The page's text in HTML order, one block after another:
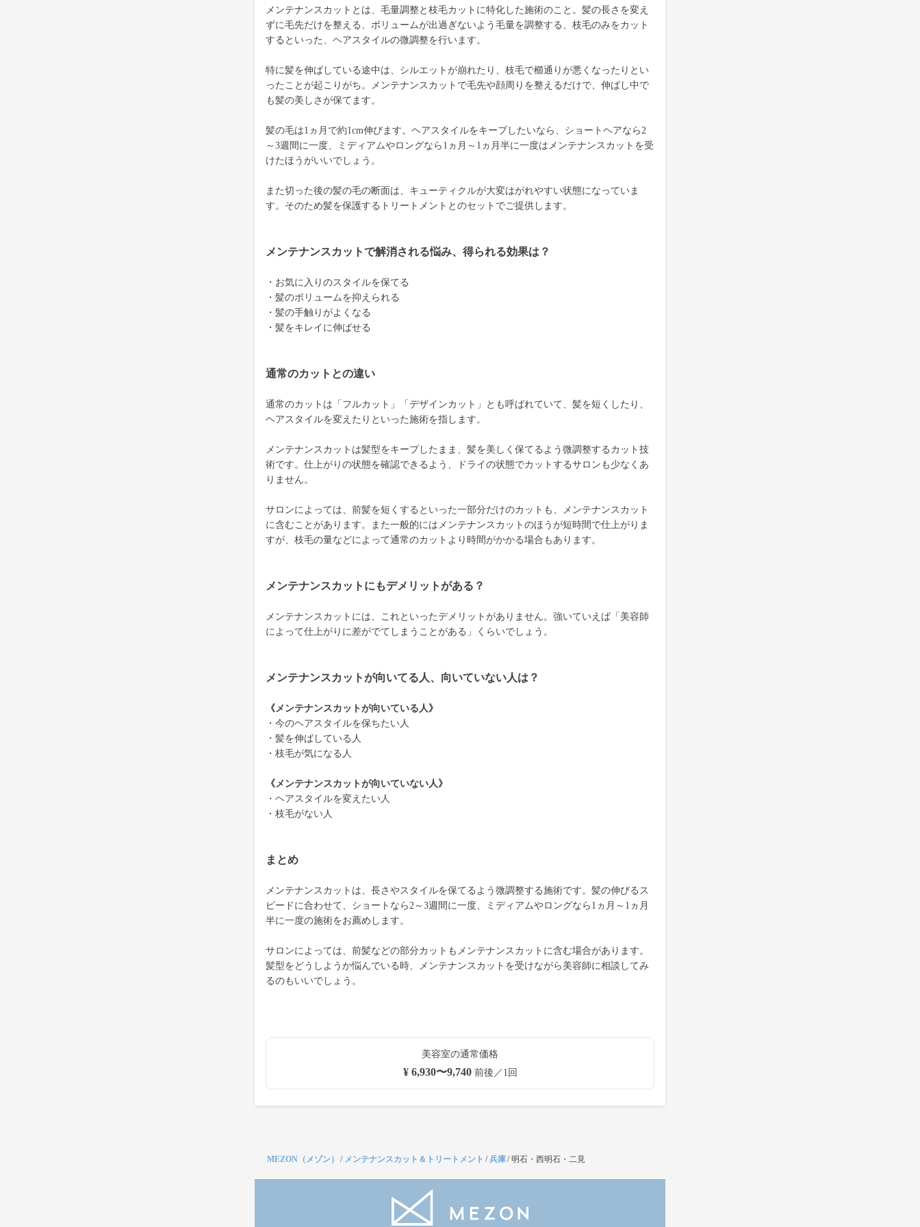
メンテナンスカットとは、毛量調整と枝毛カットに特化した施術のこと。髪の長さを変え
ずに毛先だけを整える、ボリュームが出過ぎないよう毛量を調整する、枝毛のみをカット
するといった、ヘアスタイルの微調整を行います。
特に髪を伸ばしている途中は、シルエットが崩れたり、枝毛で櫛通りが悪くなったりとい
ったことが起こりがち。メンテナンスカットで毛先や顔周りを整えるだけで、伸ばし中で
も髪の美しさが保てます。
髪の毛は1ヵ月で約1cm伸びます。ヘアスタイルをキープしたいなら、ショートヘアなら2
～3週間に一度、ミディアムやロングなら1ヵ月～1ヵ月半に一度はメンテナンスカットを受
けたほうがいいでしょう。
また切った後の髪の毛の断面は、キューティクルが大変はがれやすい状態になっていま
す。そのため髪を保護するトリートメントとのセットでご提供します。
メンテナンスカットで解消される悩み、得られる効果は？
・お気に入りのスタイルを保てる
・髪のボリュームを抑えられる
・髪の手触りがよくなる
・髪をキレイに伸ばせる
通常のカットとの違い
通常のカットは「フルカット」「デザインカット」とも呼ばれていて、髪を短くしたり、
ヘアスタイルを変えたりといった施術を指します。
メンテナンスカットは髪型をキープしたまま、髪を美しく保てるよう微調整するカット技
術です。仕上がりの状態を確認できるよう、ドライの状態でカットするサロンも少なくあ
りません。
サロンによっては、前髪を短くするといった一部分だけのカットも、メンテナンスカット
に含むことがあります。また一般的にはメンテナンスカットのほうが短時間で仕上がりま
すが、枝毛の量などによって通常のカットより時間がかかる場合もあります。
メンテナンスカットにもデメリットがある？
メンテナンスカットには、これといったデメリットがありません。強いていえば「美容師
によって仕上がりに差がでてしまうことがある」くらいでしょう。
メンテナンスカットが向いてる人、向いていない人は？
《メンテナンスカットが向いている人》
・今のヘアスタイルを保ちたい人
・髪を伸ばしている人
・枝毛が気になる人
《メンテナンスカットが向いていない人》
・ヘアスタイルを変えたい人
・枝毛がない人
まとめ
メンテナンスカットは、長さやスタイルを保てるよう微調整する施術です。髪の伸びるス
ピードに合わせて、ショートなら2～3週間に一度、ミディアムやロングなら1ヵ月～1ヵ月
半に一度の施術をお薦めします。
サロンによっては、前髪などの部分カットもメンテナンスカットに含む場合があります。
髪型をどうしようか悩んでいる時、メンテナンスカットを受けながら美容師に相談してみ
るのもいいでしょう。
美容室の通常価格
¥ 6,930〜9,740前後／1回
MEZON（メゾン） / メンテナンスカット＆トリートメント /兵庫/明石・西明石・二見